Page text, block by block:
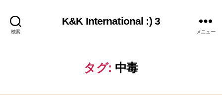
検索
K&K International :) 3
メニュー
タグ: 中毒